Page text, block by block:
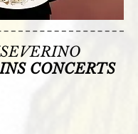
CONCERTS